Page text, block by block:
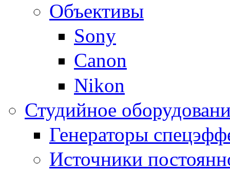
Объективы
Sony
Canon
Nikon
Студийное
Генераторы
Источники